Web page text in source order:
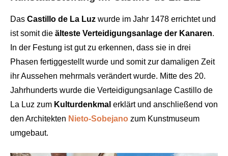
Das Castillo de La Luz wurde im Jahr 1478 errichtet und
ist somit die älteste Verteidigungsanlage der Kanaren.
In der Festung ist gut zu erkennen, dass sie in drei
Phasen fertiggestellt wurde und somit zur damaligen Zeit
ihr Aussehen mehrmals verändert wurde. Mitte des 20.
Jahrhunderts wurde die Verteidigungsanlage Castillo de
La Luz zum Kulturdenkmal erklärt und anschließend von
den Architekten Nieto-Sobejano zum Kunstmuseum
umgebaut.